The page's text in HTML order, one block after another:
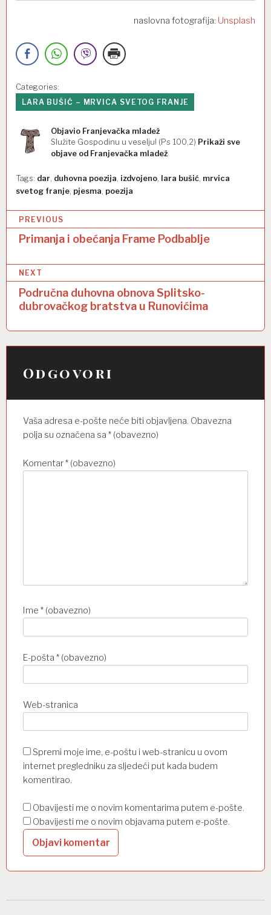
naslovna fotografija: Unsplash
Categories:
LARA BUŠIĆ – MRVICA SVETOG FRANJE
Objavio Franjevačka mladež
Služite Gospodinu u veselju! (Ps 100,2) Prikaži sve
objave od Franjevačka mladež
Tags: dar duhovna poezija izdvojeno lara bušić mrvica
svetog franje pjesma poezija
N
v
i
g
a
PREVIOUS
Primanja i obećanja Frame Podbablje
NEXT
Područna duhovna obnova Splitsko-
dubrovačkog bratstva u Runovićima
Odgovori
Vaša adresa e-pošte neće biti objavljena. Obavezna
polja su označena sa * (obavezno)
Komentar* (obavezno)
Ime * (obavezno)
E-pošta * (obavezno)
Web-stranica
Spremi moje ime, e-poštu i web-stranicu u ovom
internet pregledniku za sljedeći put kada budem
komentirao.
Obavijesti me o novim komentarima putem e-pošte.
Obavijesti me o novim objavama putem e-pošte.